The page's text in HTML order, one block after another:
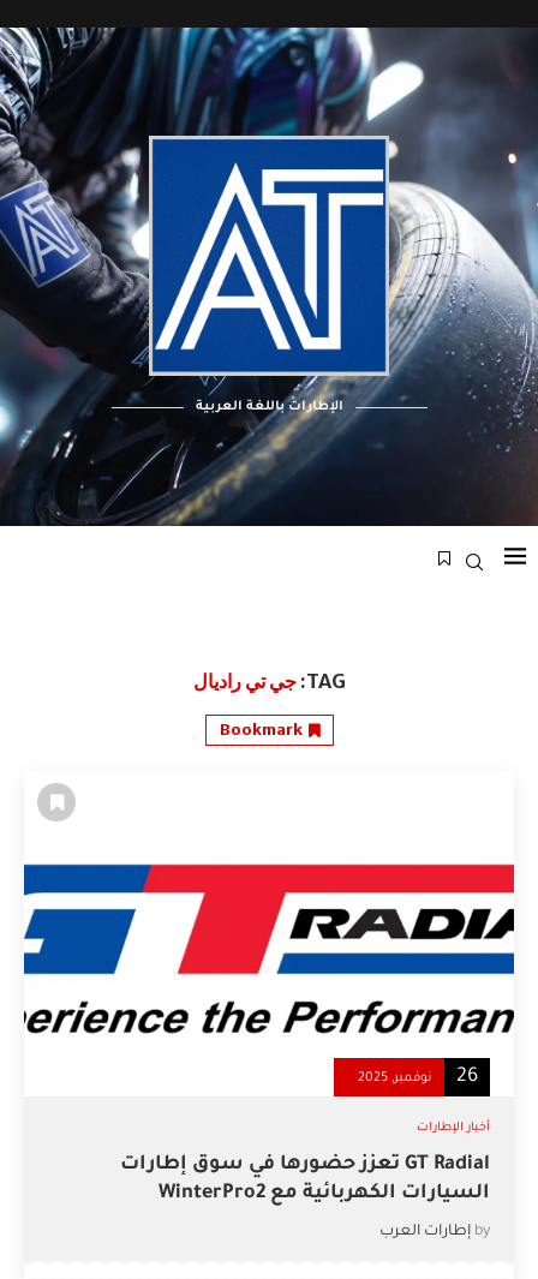
الإطارات باللغة العربية
TAG: جي تي راديال
Bookmark
26 نوفمبر, 2025
أخبار الإطارات
GT Radial تعزز حضورها في سوق إطارات
السيارات الكهربائية مع WinterPro2
by إطارات العرب